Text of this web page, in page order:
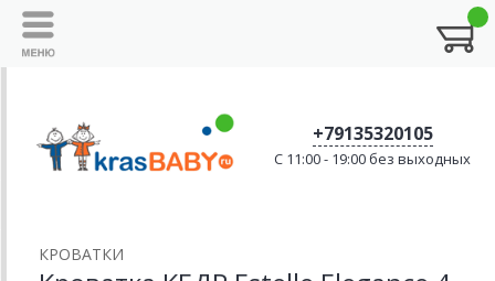
+79135320105
C 11:00 - 19:00 без выходных
КРОВАТКИ